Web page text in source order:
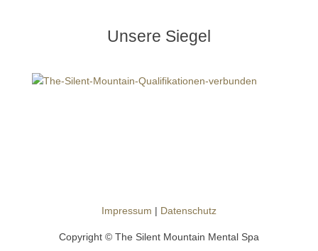
Unsere Siegel
Impressum | Datenschutz
Copyright © The Silent Mountain Mental Spa